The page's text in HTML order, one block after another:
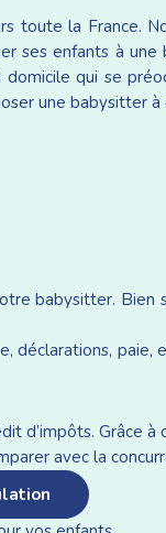
toute la France.
ses enfants à
domicile qui se
une babysitter
babysitter.
paie,
d’impôts. Grâce
avec la